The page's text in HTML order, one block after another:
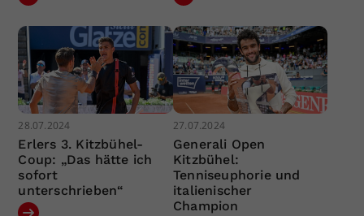
28.07.2024
Erlers 3. Kitzbühel-
Coup: „Das hätte ich
sofort
unterschrieben“
27.07.2024
Generali Open
Kitzbühel:
Tenniseuphorie und
italienischer
Champion